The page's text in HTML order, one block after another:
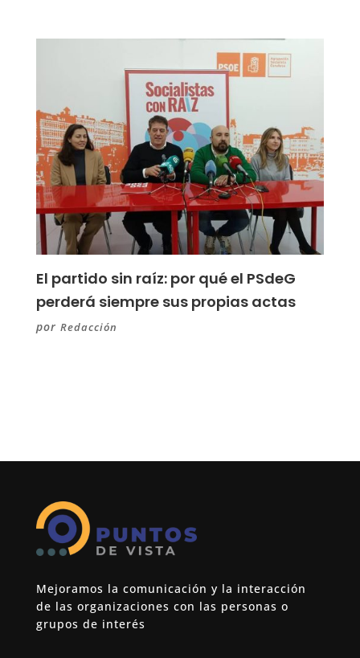
El partido sin raíz: por qué el PSdeG
perderá siempre sus propias actas
por Redacción
Mejoramos la comunicación y la interacción
de las organizaciones con las personas o
grupos de interés